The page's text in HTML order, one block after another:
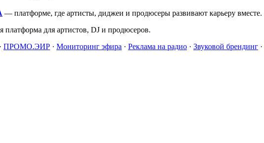
— платформе, где артисты, диджеи и продюсеры развивают карьеру вместе.
для артистов, DJ и продюсеров.
· ПРОМО.ЭИР · Мониторинг эфира · Реклама на радио · Звуковой брендинг ·